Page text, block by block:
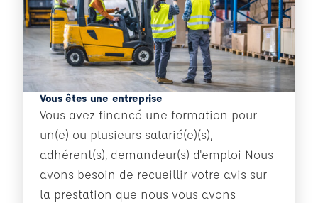
Vous êtes une entreprise
Vous avez financé une formation pour
un(e) ou plusieurs salarié(e)(s),
adhérent(s), demandeur(s) d'emploi Nous
avons besoin de recueillir votre avis sur
la prestation que nous vous avons